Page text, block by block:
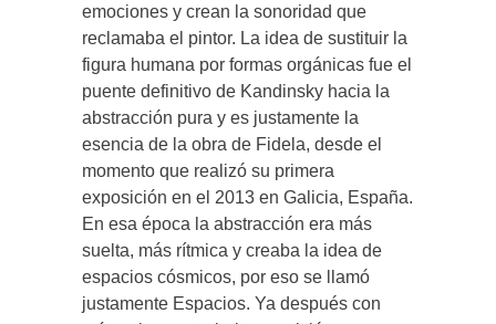
emociones y crean la sonoridad que
reclamaba el pintor. La idea de sustituir la
figura humana por formas orgánicas fue el
puente definitivo de Kandinsky hacia la
abstracción pura y es justamente la
esencia de la obra de Fidela, desde el
momento que realizó su primera
exposición en el 2013 en Galicia, España.
En esa época la abstracción era más
suelta, más rítmica y creaba la idea de
espacios cósmicos, por eso se llamó
justamente Espacios. Ya después con